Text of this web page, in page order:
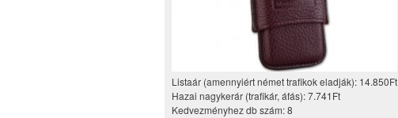
Listaár (amennyiért német trafikok eladják): 14.850Ft
Hazai nagykerár (trafikár, áfás):7.741Ft
Kedvezményhez db szám:8